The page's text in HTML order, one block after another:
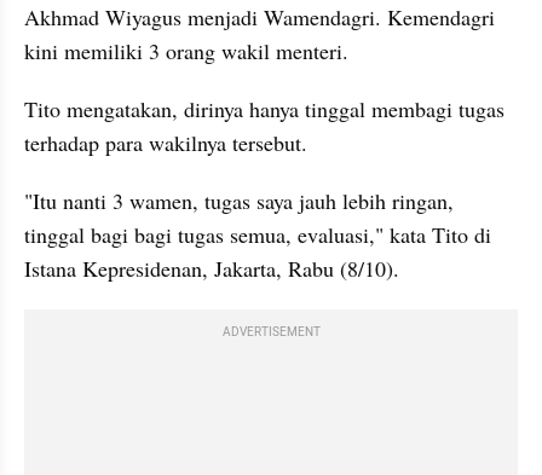
Akhmad Wiyagus menjadi Wamendagri. Kemendagri
kini memiliki 3 orang wakil menteri.
Tito mengatakan, dirinya hanya tinggal membagi tugas
terhadap para wakilnya tersebut.
"Itu nanti 3 wamen, tugas saya jauh lebih ringan,
tinggal bagi bagi tugas semua, evaluasi," kata Tito di
Istana Kepresidenan, Jakarta, Rabu (8/10).
ADVERTISEMENT